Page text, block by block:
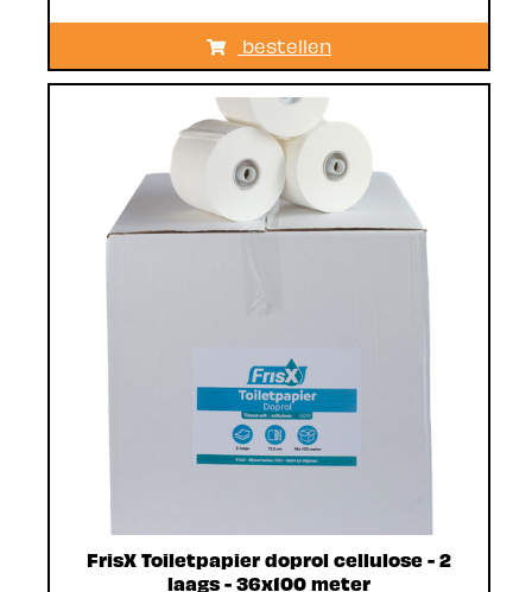
bestellen
FrisX Toiletpapier doprol cellulose - 2
laags - 36x100 meter